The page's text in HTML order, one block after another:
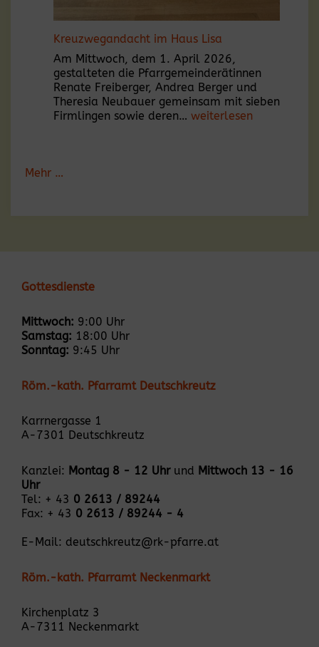
Kreuzwegandacht im Haus Lisa
Am Mittwoch, dem 1. April 2026,
gestalteten die Pfarrgemeinderätinnen
Renate Freiberger, Andrea Berger und
Theresia Neubauer gemeinsam mit sieben
Firmlingen sowie deren… Kreuzwegandacht
weiterlesen
Mehr …
Gottesdienste
Mittwoch: 9:00 Uhr
Samstag: 18:00 Uhr
Sonntag: 9:45 Uhr
Röm.-kath. Pfarramt Deutschkreutz
Karrnergasse 1
A-7301 Deutschkreutz
Kanzlei: Montag 8 - 12 Uhr und Mittwoch 13 - 16
Uhr
Tel: + 43 0 2613 / 89244
Fax: + 43 0 2613 / 89244 - 4
E-Mail: deutschkreutz@rk-pfarre.at
Röm.-kath. Pfarramt Neckenmarkt
Kirchenplatz 3
A-7311 Neckenmarkt